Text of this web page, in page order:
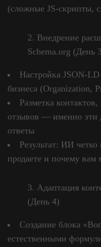
(сложные JS-скрипты,
Внедрение
Schema.org (День
Настройка JSON-
бизнеса (Organization,
Разметка
отзывов — именно эти
ответы
Результат: ИИ
продаете и почему вам
Адаптация
(День 4)
Создание блока
естественными